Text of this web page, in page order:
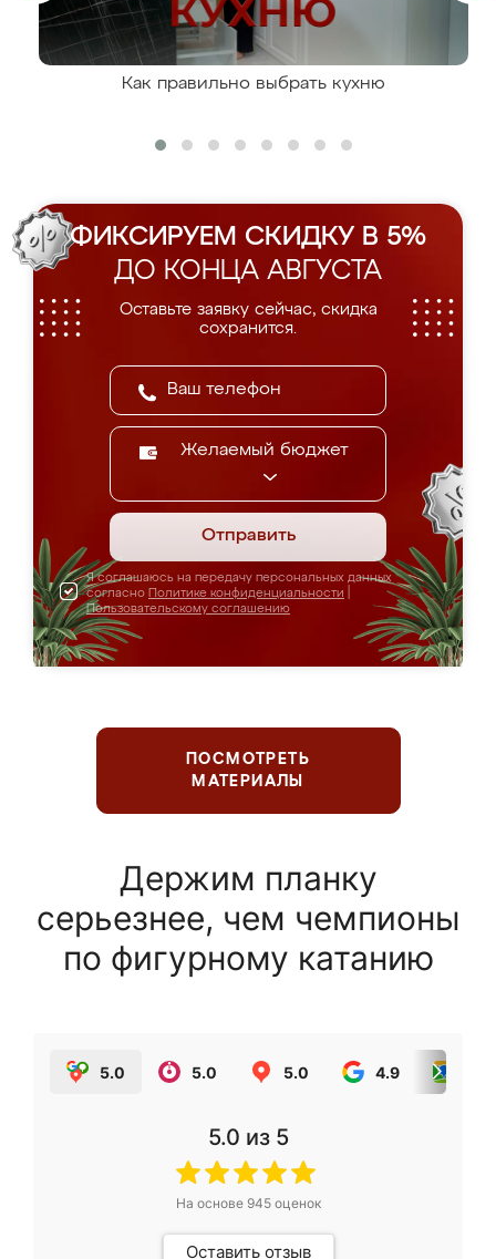
Как правильно выбрать кухню
ФИКСИРУЕМ СКИДКУ В 5%
ДО КОНЦА АВГУСТА
Оставьте заявку сейчас, скидка
сохранится.
Желаемый бюджет
Отправить
Я соглашаюсь на передачу персональных данных
согласно Политике конфиденциальности
Пользовательскому соглашению
ПОСМОТРЕТЬ
МАТЕРИАЛЫ
Держим планку
серьезнее, чем чемпионы
по фигурному катанию
5.0 5.0 5.0 4.9
5.0 из 5
На основе 945оценок
Оставить отзыв